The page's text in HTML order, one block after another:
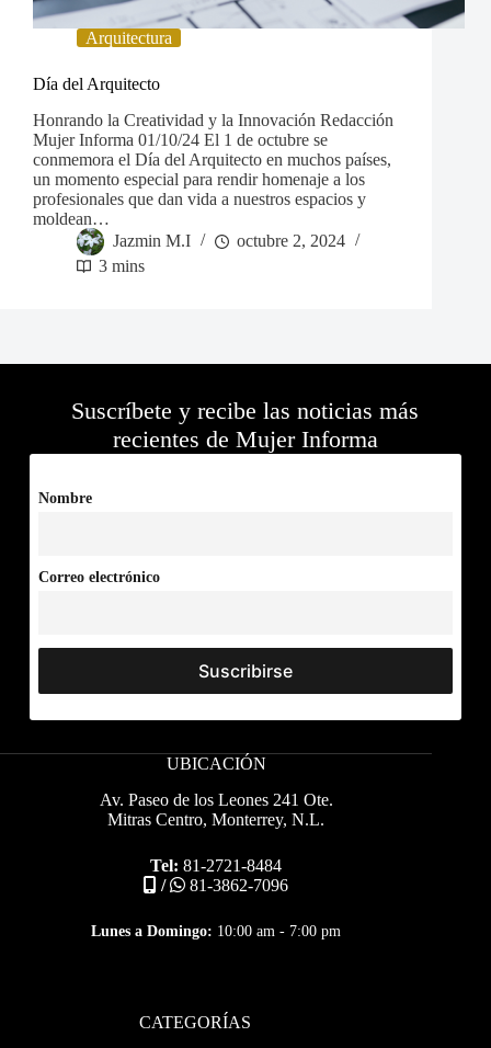
Arquitectura
Día del Arquitecto
Honrando la Creatividad y la Innovación Redacción
Mujer Informa 01/10/24 El 1 de octubre se
conmemora el Día del Arquitecto en muchos países,
un momento especial para rendir homenaje a los
profesionales que dan vida a nuestros espacios y
moldean…
Jazmin M.I
octubre 2, 2024
3 mins
Suscríbete y recibe las noticias más
recientes de Mujer Informa
Nombre
Correo electrónico
UBICACIÓN
Av. Paseo de los Leones 241 Ote.
Mitras Centro, Monterrey, N.L.
Tel: 81-2721-8484
/
81-3862-7096
Lunes a Domingo: 10:00 am - 7:00 pm
CATEGORÍAS